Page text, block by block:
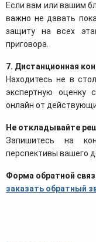
Если вам или вашим
важно не давать
защиту на всех
приговора.
7. Дистанционная
Находитесь не в
экспертную оценку
онлайн от
Не откладывайте
Запишитесь на
перспективы вашего
Форма обратной
заказать обратный